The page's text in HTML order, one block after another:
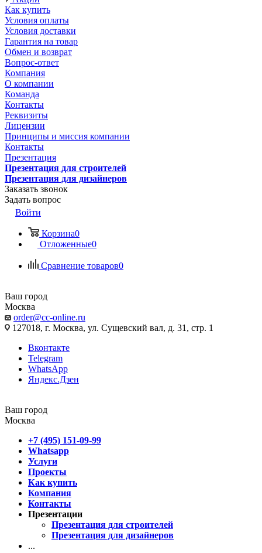
Как купить
Условия оплаты
Условия доставки
Гарантия на товар
Обмен и возврат
Вопрос-ответ
Компания
О компании
Команда
Контакты
Реквизиты
Лицензии
Принципы и миссия компании
Контакты
Презентация
Презентация для строителей
Презентация для дизайнеров
Заказать звонок
Задать вопрос
Войти
Корзина0
Отложенные0
Сравнение товаров0
Ваш город
Москва
order@cc-online.ru
127018, г. Москва, ул. Сущевский вал, д. 31, стр. 1
Вконтакте
Telegram
WhatsApp
Яндекс.Дзен
Ваш город
Москва
+7 (495) 151-09-99
Whatsapp
Услуги
Проекты
Как купить
Компания
Контакты
Презентации
Презентация для строителей
Презентация для дизайнеров
...